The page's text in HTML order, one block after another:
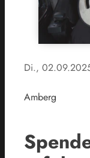
Di.,
Amberg